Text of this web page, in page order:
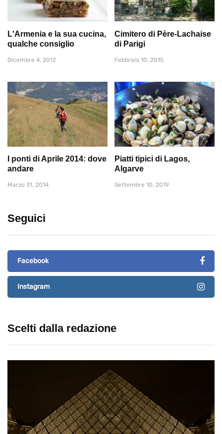
L'Armenia e la sua cucina,
qualche consiglio
Dicembre 4, 2012
Cimitero di Père-Lachaise
di Parigi
Febbraio 10, 2015
I ponti di Aprile 2014: dove
andare
Marzo 31, 2014
Piatti tipici di Lagos,
Algarve
Settembre 10, 2019
Seguici
Facebook
Instagram
Scelti dalla redazione